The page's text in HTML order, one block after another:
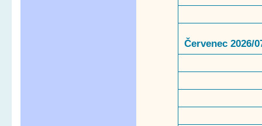
Červenec 2026/